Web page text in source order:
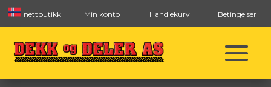
nettbutikk Min konto Handlekurv Betingelser